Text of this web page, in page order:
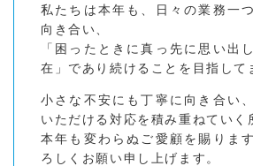
私たちは本年も、日々の業務一
向き合い、
「困ったときに真っ先に思い出
在」であり続けることを目指して
小さな不安にも丁寧に向き合い
いただける対応を積み重ねていく
本年も変わらぬご愛顧を賜りま
ろしくお願い申し上げます。